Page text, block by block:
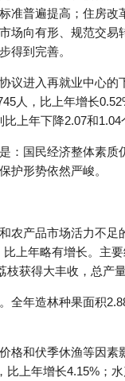
准普遍提高；住房
场向有形、规范交
得到完善。
议进入再就业中心
人，比上年增长
上年下降2.07和1.04
：国民经济整体素
护形势依然严峻。
农产品市场活力不
上年略有增长。主
获得大丰收，总产
全年造林种果面积
格和伏季休渔等因
比上年增长4.15%；